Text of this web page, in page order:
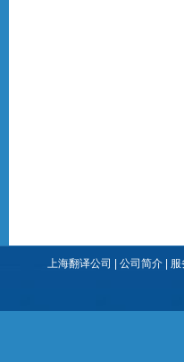
上海翻译公司 公司简介 服